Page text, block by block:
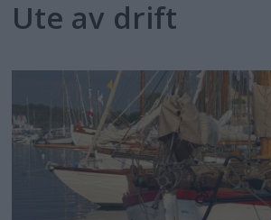
Ute av drift